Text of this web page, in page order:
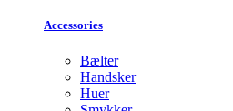
Accessories
Bælter
Handsker
Huer